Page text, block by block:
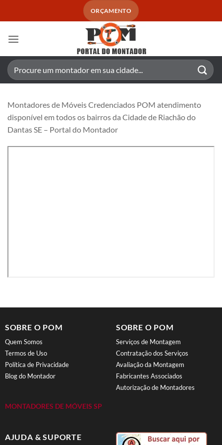
ORÇAMENTO
Pesquisar
por:
Montadores de Móveis Credenciados POM atendimento
disponível em todos os bairros da Cidade de Riachão do
Dantas SE – Portal do Montador
SOBRE O POM
Quem Somos
Termos de Uso
Política de Privacidade
Blog do Montador
MONTADORES DE MÓVEIS SP
SOBRE O POM
Serviços de Montagem
Contratação dos Serviços
Avaliação da Montagem
Fabricantes Associados
Autorização de Montadores
AJUDA & SUPORTE